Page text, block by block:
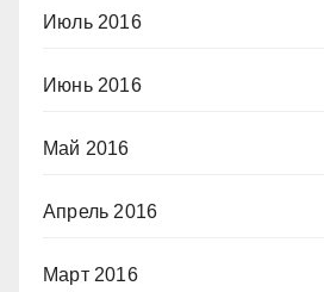
Июль 2016
Июнь 2016
Май 2016
Апрель 2016
Март 2016